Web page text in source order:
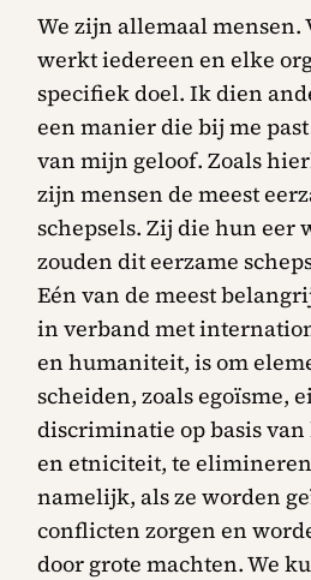
We zijn allemaal mensen.
werkt iedereen en elke
specifiek doel. Ik dien
een manier die bij me
van mijn geloof. Zoals
zijn mensen de meest
schepsels. Zij die hun eer
zouden dit eerzame
Eén van de meest
in verband met
en humaniteit, is om
scheiden, zoals egoïsme,
discriminatie op basis
en etniciteit, te
namelijk, als ze worden
conflicten zorgen en
door grote machten. We